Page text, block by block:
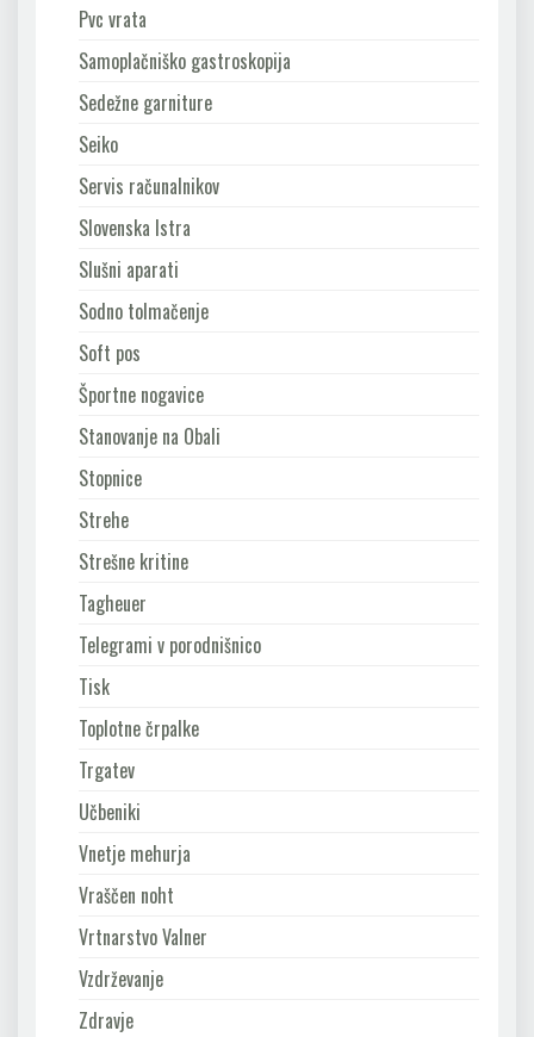
Pvc vrata
Samoplačniško gastroskopija
Sedežne garniture
Seiko
Servis računalnikov
Slovenska Istra
Slušni aparati
Sodno tolmačenje
Soft pos
Športne nogavice
Stanovanje na Obali
Stopnice
Strehe
Strešne kritine
Tagheuer
Telegrami v porodnišnico
Tisk
Toplotne črpalke
Trgatev
Učbeniki
Vnetje mehurja
Vraščen noht
Vrtnarstvo Valner
Vzdrževanje
Zdravje